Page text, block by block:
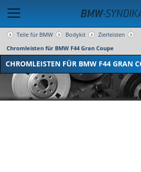
Teile für BMW Bodykit
Zierleisten
Chromleisten für BMW F44 Gran Coupe
CHROMLEISTEN FÜR BMW F44 GRAN